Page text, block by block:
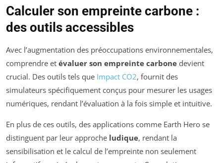
Calculer son empreinte carbone :
des outils accessibles
Avec l’augmentation des préoccupations environnementales,
comprendre et évaluer son empreinte carbone devient
crucial. Des outils tels que Impact CO2, fournit des
simulateurs spécifiquement conçus pour mesurer les usages
numériques, rendant l’évaluation à la fois simple et intuitive.
En plus de ces outils, des applications comme Earth Hero se
distinguent par leur approche ludique, rendant la
sensibilisation et le calcul de l’empreinte non seulement